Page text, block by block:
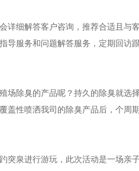
细解答客户咨询，推荐合适且与
导服务和问题解答服务，定期回
除臭的产品呢？持久的除臭就选
盖性喷洒我司的除臭产品后，个
泉进行游玩，此次活动是一场亲